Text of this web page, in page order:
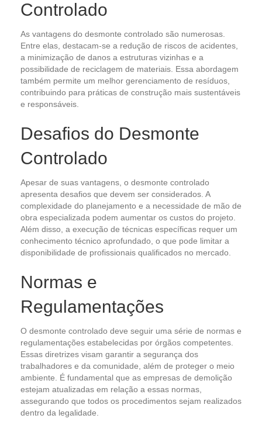
Controlado
As vantagens do desmonte controlado são numerosas.
Entre elas, destacam-se a redução de riscos de acidentes,
a minimização de danos a estruturas vizinhas e a
possibilidade de reciclagem de materiais. Essa abordagem
também permite um melhor gerenciamento de resíduos,
contribuindo para práticas de construção mais sustentáveis
e responsáveis.
Desafios do Desmonte
Controlado
Apesar de suas vantagens, o desmonte controlado
apresenta desafios que devem ser considerados. A
complexidade do planejamento e a necessidade de mão de
obra especializada podem aumentar os custos do projeto.
Além disso, a execução de técnicas específicas requer um
conhecimento técnico aprofundado, o que pode limitar a
disponibilidade de profissionais qualificados no mercado.
Normas e
Regulamentações
O desmonte controlado deve seguir uma série de normas e
regulamentações estabelecidas por órgãos competentes.
Essas diretrizes visam garantir a segurança dos
trabalhadores e da comunidade, além de proteger o meio
ambiente. É fundamental que as empresas de demolição
estejam atualizadas em relação a essas normas,
assegurando que todos os procedimentos sejam realizados
dentro da legalidade.